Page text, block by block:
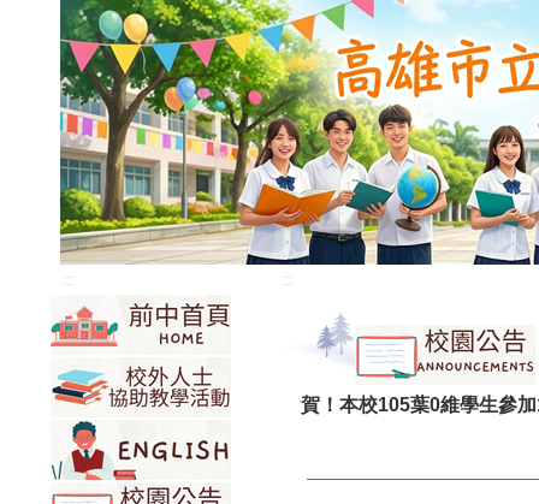
::: :::
賀！本校105葉0維學生參